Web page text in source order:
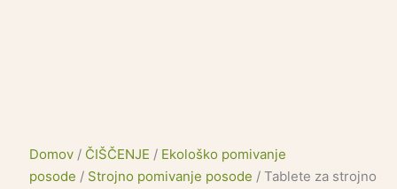
Domov / ČIŠČENJE / Ekološko pomivanje
posode / Strojno pomivanje posode / Tablete za strojno